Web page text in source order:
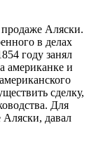
Аляски.
в делах
году занял
американке и
сделку,
Для
давал